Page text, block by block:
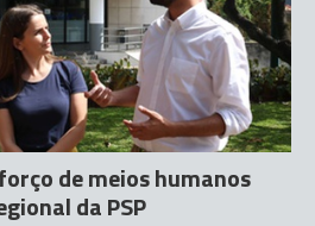
de meios humanos
da PSP